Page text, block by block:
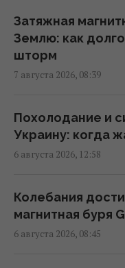
Дебаты по
ЕС не готов
11:46 пятница, 07 августа
реакцией
российской
11:39 пятница, 07 августа
Российская
больше выходит
Bloomberg
Затяжная
Землю: как
шторм
7 августа 2026, 08:39
Похолодание и
Украину: когда
6 августа 2026, 12:58
Колебания
магнитная буря
6 августа 2026, 08:45